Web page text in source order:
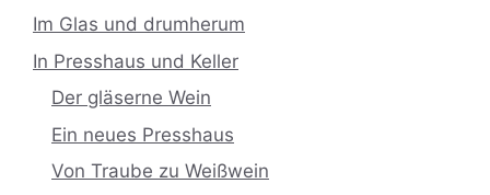
Im Glas und drumherum
In Presshaus und Keller
Der gläserne Wein
Ein neues Presshaus
Von Traube zu Weißwein